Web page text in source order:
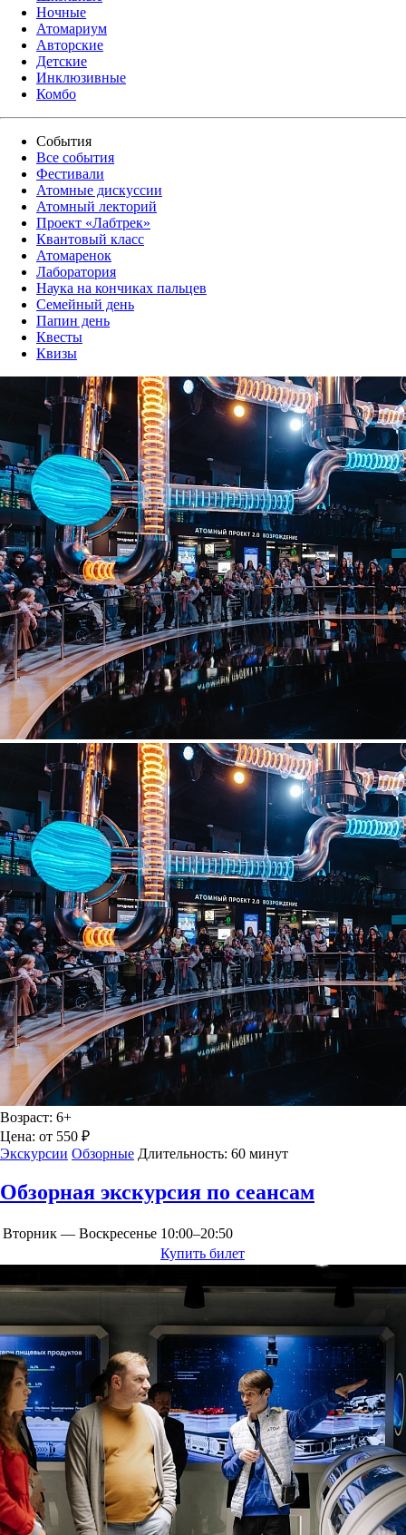
Ночные
Атомариум
Авторские
Детские
Инклюзивные
Комбо
События
Все события
Фестивали
Атомные дискуссии
Атомный лекторий
Проект «Лабтрек»
Квантовый класс
Атомаренок
Лаборатория
Наука на кончиках пальцев
Семейный день
Папин день
Квесты
Квизы
Возраст: 6+
Цена: от 550 ₽
Экскурсии Обзорные Длительность: 60 минут
Обзорная экскурсия по сеансам
Вторник — Воскресенье 10:00–20:50
Купить билет